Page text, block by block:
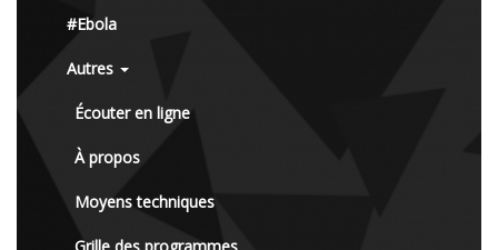
#Ebola
Autres
Écouter en ligne
À propos
Moyens techniques